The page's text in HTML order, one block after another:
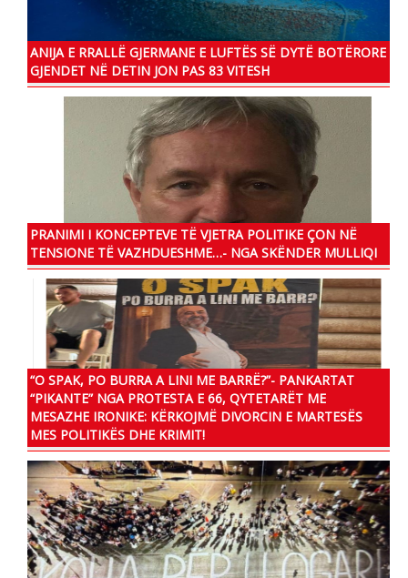
ANIJA E RRALLË GJERMANE E LUFTËS SË DYTË BOTËRORE
GJENDET NË DETIN JON PAS 83 VITESH
PRANIMI I KONCEPTEVE TË VJETRA POLITIKE ÇON NË
TENSIONE TË VAZHDUESHME…- NGA SKËNDER MULLIQI
“O SPAK, PO BURRA A LINI ME BARRË?”- PANKARTAT
“PIKANTE” NGA PROTESTA E 66, QYTETARËT ME
MESAZHE IRONIKE: KËRKOJMË DIVORCIN E MARTESËS
MES POLITIKËS DHE KRIMIT!